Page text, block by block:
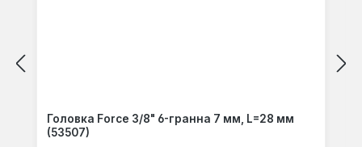
Головка Force 3/8" 6-гранна 7 мм, L=28 мм
(53507)